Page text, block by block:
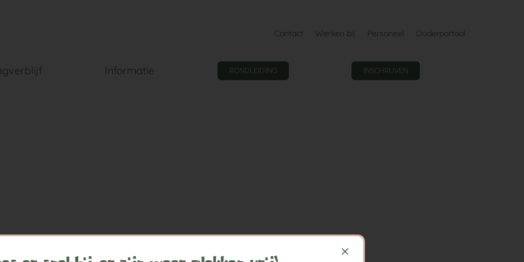
Contact Werken bij Personeel Ouderportaal
Informatie RONDLEIDING INSCHRIJVEN